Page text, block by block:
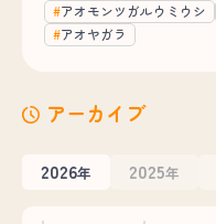
アオモンツガルウミウシ
アオヤガラ
アーカイブ
2026年 2025年